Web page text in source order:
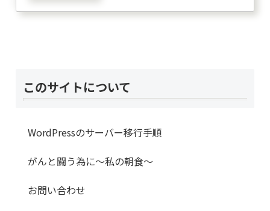
このサイトについて
WordPressのサーバー移行手順
がんと闘う為に～私の朝食～
お問い合わせ